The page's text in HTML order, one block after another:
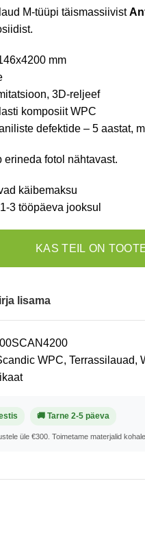
laud M-tüüpi täismassiivist
mm
3D-reljeef
komposiit WPC
defektide – 5 aastat,
erineda fotol nähtavast.
käibemaksu
3 tööpäeva jooksul
KAS TEIL ON
lisama
WPC, Terrassilauad,
🚚 Tarne 2-5 päeva
üle €300. Toimetame materjalid